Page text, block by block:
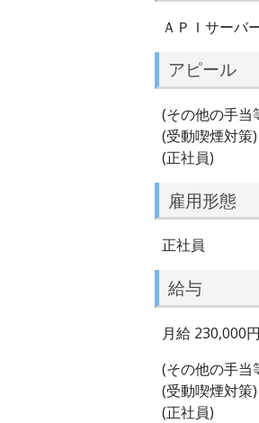
ＡＰＩサーバ
アピール
(その他の手当
(受動喫煙対策
(正社員)
雇用形態
正社員
給与
月給 230,000円
(その他の手当
(受動喫煙対策
(正社員)